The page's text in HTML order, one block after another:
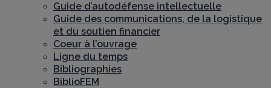
Guide d’autodéfense intellectuelle
Guide des communications, de la logistique
et du soutien financier
Coeur à l’ouvrage
Ligne du temps
Bibliographies
BiblioFEM